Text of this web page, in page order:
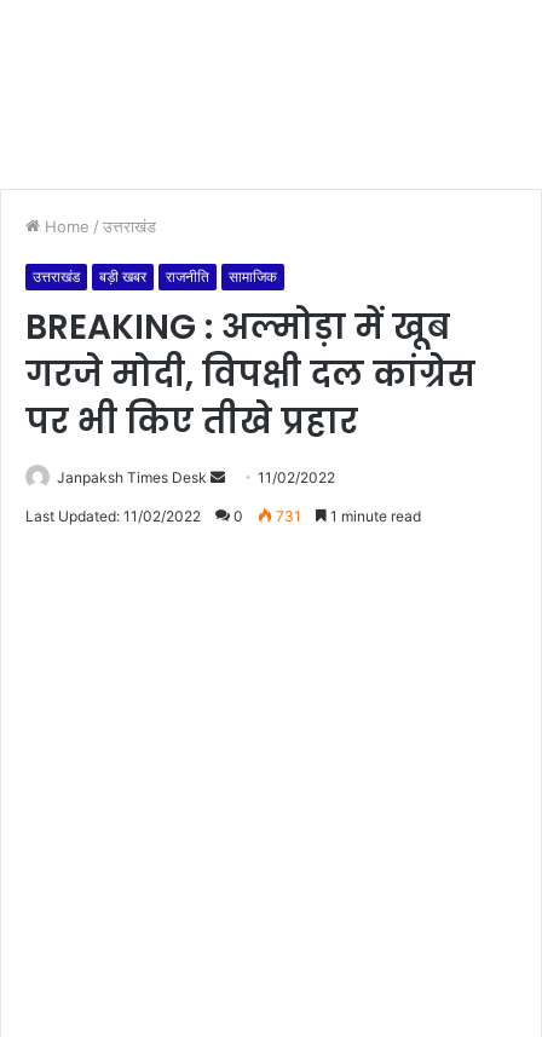
Home / उत्तराखंड
उत्तराखंड बड़ी खबर राजनीति सामाजिक
BREAKING : अल्मोड़ा में खूब
गरजे मोदी, विपक्षी दल कांग्रेस
पर भी किए तीखे प्रहार
Janpaksh Times Desk
e
11/02/2022
Last Updated: 11/02/2022 0 731 1 minute read